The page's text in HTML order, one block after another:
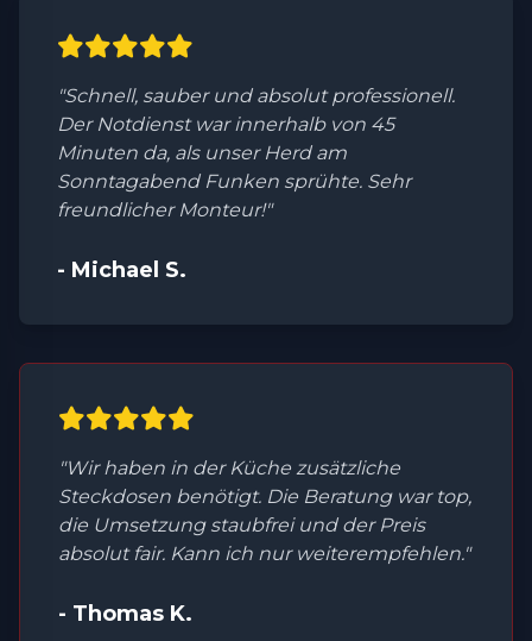
"Schnell, sauber und absolut professionell.
Der Notdienst war innerhalb von 45
Minuten da, als unser Herd am
Sonntagabend Funken sprühte. Sehr
freundlicher Monteur!"
- Michael S.
"Wir haben in der Küche zusätzliche
Steckdosen benötigt. Die Beratung war top,
die Umsetzung staubfrei und der Preis
absolut fair. Kann ich nur weiterempfehlen."
- Thomas K.